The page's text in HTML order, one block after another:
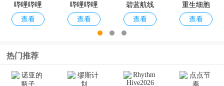
植版
王中文最
新版
哔哩哔哩
概念版
查看
哔哩哔哩
直播姬app
查看
碧蓝航线
官方服
查看
重生细胞
中文版
查看
闪耀优俊
坎特伯雷
灰烬战线
暖雪手游
热门推荐